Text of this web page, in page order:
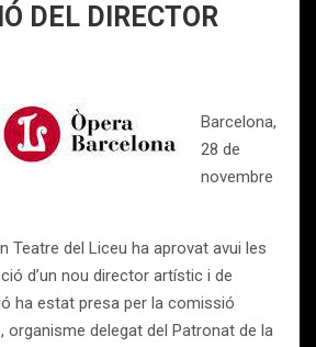
DEL DIRECTOR
Barcelona,
28 de
novembre
Teatre del Liceu ha aprovat avui les
d’un nou director artístic i de
ha estat presa per la comissió
organisme delegat del Patronat de la